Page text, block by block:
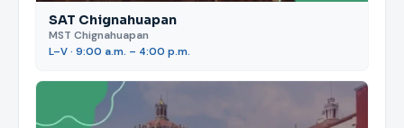
SAT Chignahuapan
MST Chignahuapan
L–V · 9:00 a.m. – 4:00 p.m.